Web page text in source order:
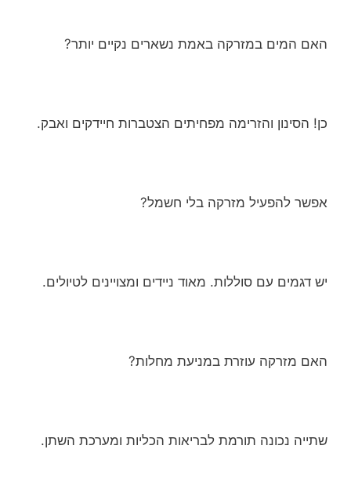
האם המים במזרקה באמת נשארים נקיים יותר?
כן! הסינון והזרימה מפחיתים הצטברות חיידקים ואבק.
אפשר להפעיל מזרקה בלי חשמל?
יש דגמים עם סוללות. מאוד ניידים ומצויינים לטיולים.
האם מזרקה עוזרת במניעת מחלות?
שתייה נכונה תורמת לבריאות הכליות ומערכת השתן.